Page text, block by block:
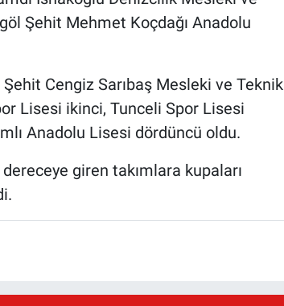
Şehit Mehmet Koçdağı Anadolu
Cengiz Sarıbaş Mesleki ve Teknik
Lisesi ikinci, Tunceli Spor Lisesi
Anadolu Lisesi dördüncü oldu.
giren takımlara kupaları